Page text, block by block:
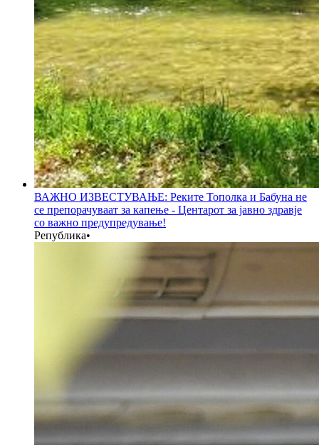
ВАЖНО ИЗВЕСТУВАЊЕ: Реките Тополка и Бабуна не
се препорачуваат за капење - Центарот за јавно здравје
со важно предупредување!
Република•